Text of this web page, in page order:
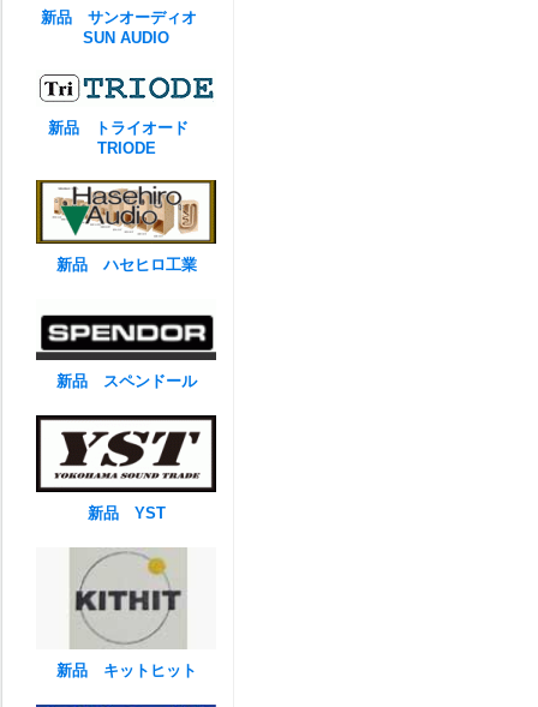
新品 サンオーディオ
SUN AUDIO
新品 トライオード
TRIODE
新品 ハセヒロ工業
新品 スペンドール
新品 YST
新品 キットヒット